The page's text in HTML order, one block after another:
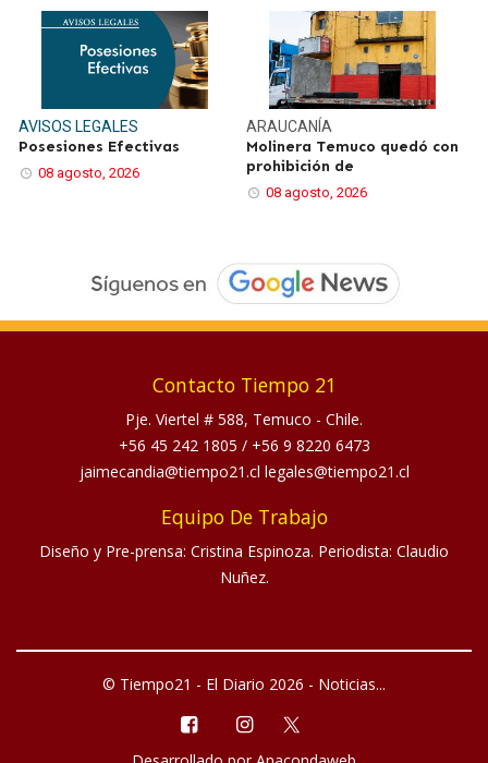
AVISOS LEGALES
Posesiones Efectivas
08 agosto, 2026
ARAUCANÍA
Molinera Temuco quedó con
prohibición de
08 agosto, 2026
Contacto Tiempo 21
Pje. Viertel # 588, Temuco - Chile.
+56 45 242 1805 / +56 9 8220 6473
jaimecandia@tiempo21.cl legales@tiempo21.cl
Equipo De Trabajo
Diseño y Pre-prensa: Cristina Espinoza. Periodista: Claudio
Nuñez.
© Tiempo21 - El Diario 2026 - Noticias...